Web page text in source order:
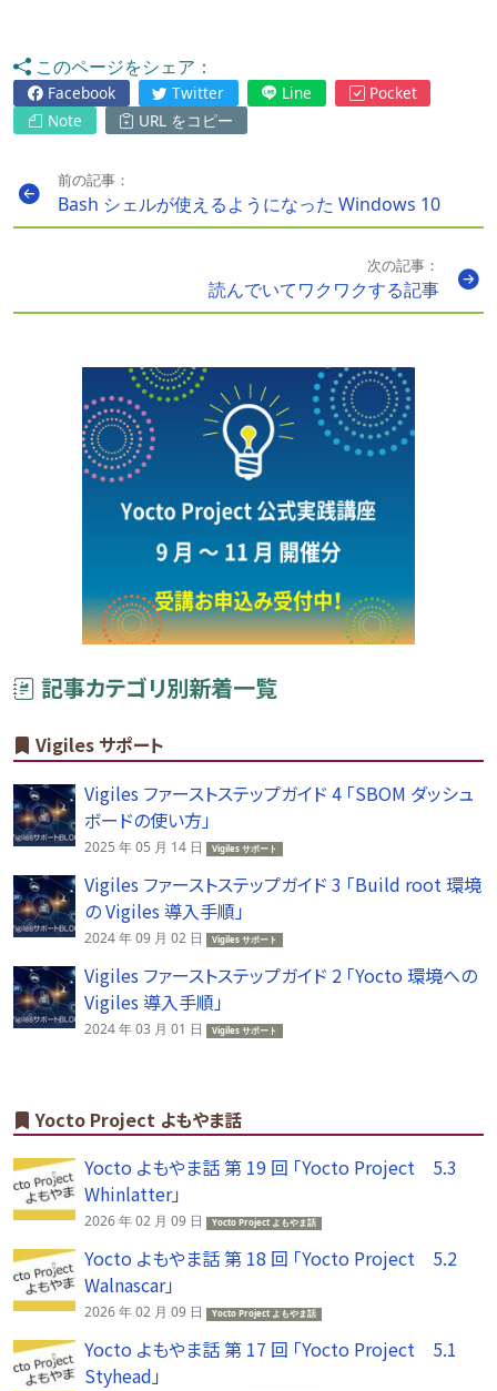
このページをシェア：
Facebook Twitter Line
Pocket
Note
URL をコピー
前の記事：
Bash シェルが使えるようになった Windows 10
次の記事：
読んでいてワクワクする記事
記事カテゴリ別新着一覧
Vigiles サポート
Vigiles ファーストステップガイド 4 「SBOM ダッシュ
ボードの使い方」
2025 年 05 月 14 日 Vigiles サポート
Vigiles ファーストステップガイド 3 「Build root 環境
の Vigiles 導入手順」
2024 年 09 月 02 日 Vigiles サポート
Vigiles ファーストステップガイド 2 「Yocto 環境への
Vigiles 導入手順」
2024 年 03 月 01 日 Vigiles サポート
Yocto Project よもやま話
Yocto よもやま話 第 19 回 「Yocto Project 5.3
Whinlatter」
2026 年 02 月 09 日 Yocto Project よもやま話
Yocto よもやま話 第 18 回 「Yocto Project 5.2
Walnascar」
2026 年 02 月 09 日 Yocto Project よもやま話
Yocto よもやま話 第 17 回 「Yocto Project 5.1
Styhead」